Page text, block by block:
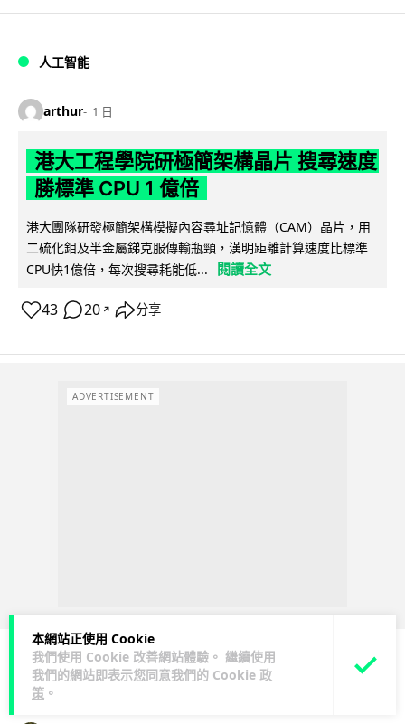
本網站正使用 Cookie
我們使用 Cookie 改善網站體驗。 繼續使用
我們的網站即表示您同意我們的 Cookie 政
策 。
人工智能
arthur 1 日
港大工程學院研極簡架構晶片 搜尋速度
勝標準 CPU 1 億倍
港大團隊研發極簡架構模擬內容尋址記憶體（CAM）晶片，用
二硫化鉬及半金屬銻克服傳輸瓶頸，漢明距離計算速度比標準
CPU快1億倍，每次搜尋耗能低...
閱讀全文
43 20 ↗ 分享
ADVERTISEMENT
人工智能